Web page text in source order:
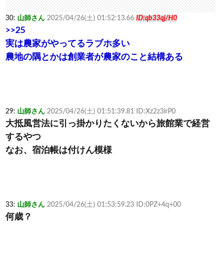
30: 山師さん 2025/04/26(土) 01:52:13.66 ID:qb33qj/H0
>>25
実は農家がやってるラブホ多い
農地の隅とかは創業者が農家のこと結構ある
29: 山師さん 2025/04/26(土) 01:51:39.81 ID:Xz2z3irP0
大抵風営法に引っ掛かりたくないから旅館業で経営
するやつ
なお、宿泊帳は付けん模様
33: 山師さん 2025/04/26(土) 01:53:59.23 ID:0PZ+4q+00
何歳？